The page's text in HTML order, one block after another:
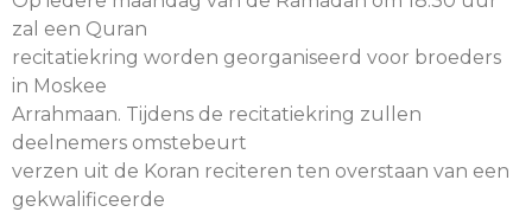
zal een Quran
recitatiekring worden georganiseerd voor broeders
in Moskee
Arrahmaan. Tijdens de recitatiekring zullen
deelnemers omstebeurt
verzen uit de Koran reciteren ten overstaan van een
gekwalificeerde